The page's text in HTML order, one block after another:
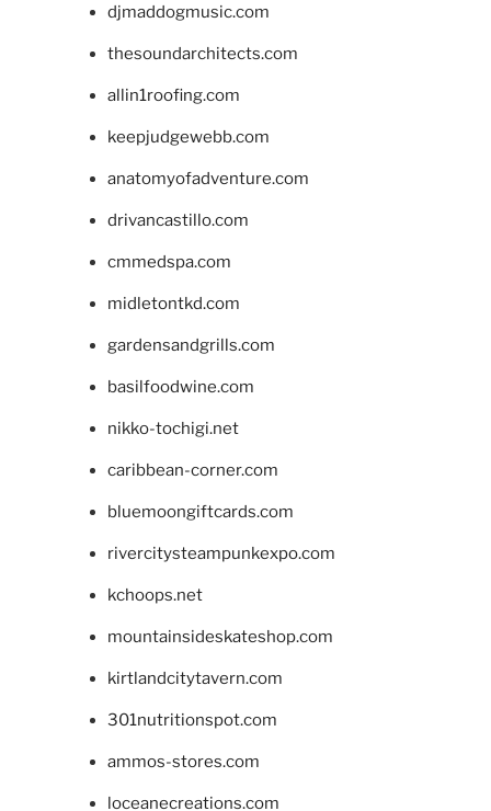
djmaddogmusic.com
thesoundarchitects.com
allin1roofing.com
keepjudgewebb.com
anatomyofadventure.com
drivancastillo.com
cmmedspa.com
midletontkd.com
gardensandgrills.com
basilfoodwine.com
nikko-tochigi.net
caribbean-corner.com
bluemoongiftcards.com
rivercitysteampunkexpo.com
kchoops.net
mountainsideskateshop.com
kirtlandcitytavern.com
301nutritionspot.com
ammos-stores.com
loceanecreations.com